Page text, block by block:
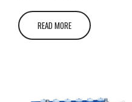
READ MORE